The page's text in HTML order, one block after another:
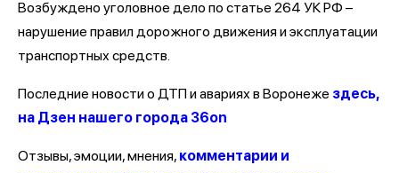
Возбуждено уголовное дело по статье 264 УК РФ –
нарушение правил дорожного движения и эксплуатации
транспортных средств.
Последние новости о ДТП и авариях в Воронеже здесь,
на Дзен нашего города 36on
Отзывы, эмоции, мнения, комментарии и